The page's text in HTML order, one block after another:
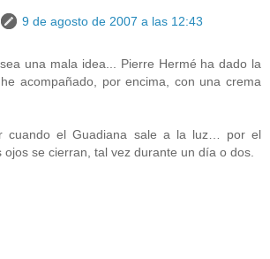
9 de agosto de 2007 a las 12:43
una mala idea... Pierre Hermé ha dado la
acompañado, por encima, con una crema
cuando el Guadiana sale a la luz… por el
ojos se cierran, tal vez durante un día o dos.